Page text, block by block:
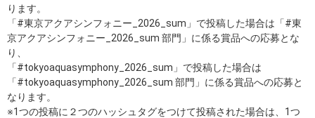
ります。
「#東京アクアシンフォニー_2026_sum」で投稿した場合は「#東
京アクアシンフォニー_2026_sum 部門」に係る賞品への応募とな
り、
「#tokyoaquasymphony_2026_sum」で投稿した場合は
「#tokyoaquasymphony_2026_sum 部門」に係る賞品への応募と
なります。
※1つの投稿に２つのハッシュタグをつけて投稿された場合は、1つ